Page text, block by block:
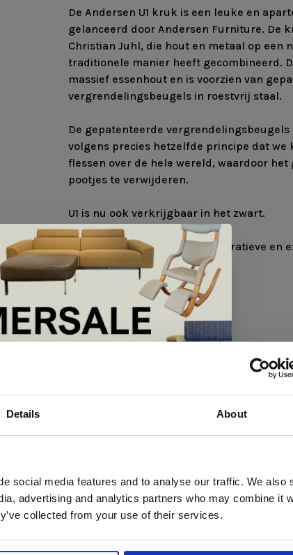
Details About
social media features and to analyse our traffic. We also
advertising and analytics partners who may combine it
collected from your use of their services.
De Andersen U1 kruk is een leuke en
gelanceerd door Andersen Furniture. De
Christian Juhl, die hout en metaal op een
traditionele manier heeft gecombineerd.
massief essenhout en is voorzien van
vergrendelingsbeugels in roestvrij staal.
De gepatenteerde
volgens precies hetzelfde principe dat we
flessen over de hele wereld, waardoor
pootjes te verwijderen.
U1 is nu ook verkrijgbaar in het zwart.
Al met al een functionele, decoratieve en
Afmeting:
Ø30 x H46,5 cm
Voor meer informatie bent u welkom in
of via de mail
JE
Snip Wonen+ is gestart!
selectie designmeubelen van
merken. Onder andere showroommodellen
Jeux Artisanzijn nu extra voordelig